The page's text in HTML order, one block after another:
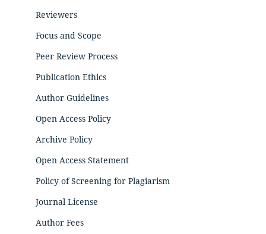
Reviewers
Focus and Scope
Peer Review Process
Publication Ethics
Author Guidelines
Open Access Policy
Archive Policy
Open Access Statement
Policy of Screening for Plagiarism
Journal License
Author Fees